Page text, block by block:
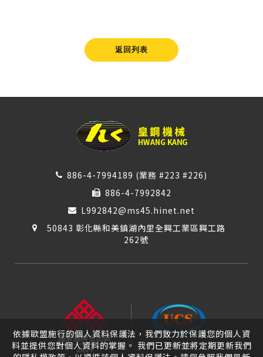
返回列表
886-4-7994189 (業務 #223 #226)
886-4-7992842
L992842@ms45.hinet.net
50843 彰化縣和美鎮湖內里全興工業區興工路
262號
依據歐盟施行的個人資料保護法，我們致力於保護您的個人資
料並提供您對個人資料的掌握。 我們已更新並將定期更新我們